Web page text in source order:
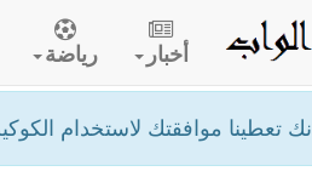
تعطينا موافقتك لاستخدام
أخبار رياضة